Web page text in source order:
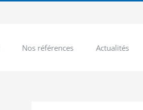
Nos références Actualités